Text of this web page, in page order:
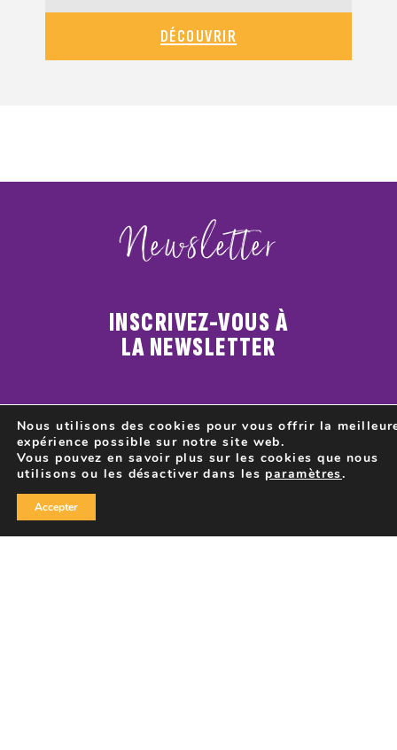
DÉCOUVRIR
Newsletter
INSCRIVEZ-VOUS À
LA NEWSLETTER
J’accepte que le centre culturel de Seraing traite
mon adresse mail, comme décrit dans la
de confidentialité
newsletters.
Nous utilisons des cookies pour vous offrir la
expérience possible sur notre site web.
Vous pouvez en savoir plus sur les cookies que nous
utilisons ou les désactiver dans les paramètres.
Accepter